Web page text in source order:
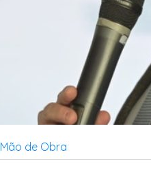
Mão de Obra